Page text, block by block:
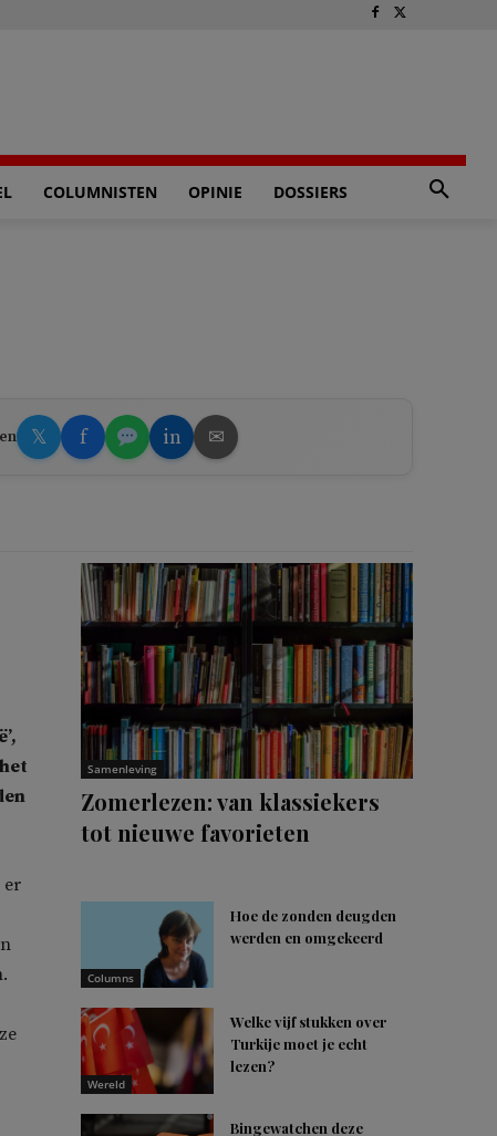
COLUMNISTEN OPINIE DOSSIERS
𝕏 f in ✉
er
Samenleving
Zomerlezen: van klassiekers
tot nieuwe favorieten
Columns
Hoe de zonden deugden
werden en omgekeerd
Wereld
Welke vijf stukken over
Turkije moet je echt
lezen?
Bingewatchen deze